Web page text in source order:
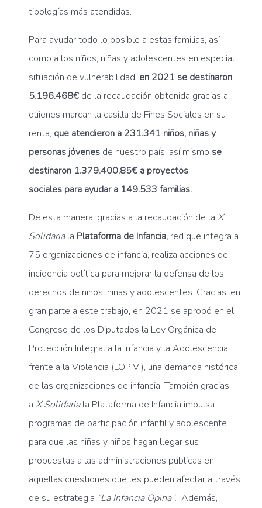
tipologías más atendidas.
Para ayudar todo lo posible a estas familias, así
como a los niños, niñas y adolescentes en especial
situación de vulnerabilidad, en 2021 se destinaron
5.196.468€ de la recaudación obtenida gracias a
quienes marcan la casilla de Fines Sociales en su
renta, que atendieron a 231.341 niños, niñas y
personas jóvenes de nuestro país; así mismo se
destinaron 1.379.400,85€ a proyectos
sociales para ayudar a 149.533 familias.
De esta manera, gracias a la recaudación de la X
Solidariala Plataforma de Infancia, red que integra a
75 organizaciones de infancia, realiza acciones de
incidencia política para mejorar la defensa de los
derechos de niños, niñas y adolescentes. Gracias, en
gran parte a este trabajo, en 2021 se aprobó en el
Congreso de los Diputados la Ley Orgánica de
Protección Integral a la Infancia y la Adolescencia
frente a la Violencia (LOPIVI), una demanda histórica
de las organizaciones de infancia. También gracias
a X Solidariala Plataforma de Infancia impulsa
programas de participación infantil y adolescente
para que las niñas y niños hagan llegar sus
propuestas a las administraciones públicas en
aquellas cuestiones que les pueden afectar a través
de su estrategia “La Infancia Opina”. Además,